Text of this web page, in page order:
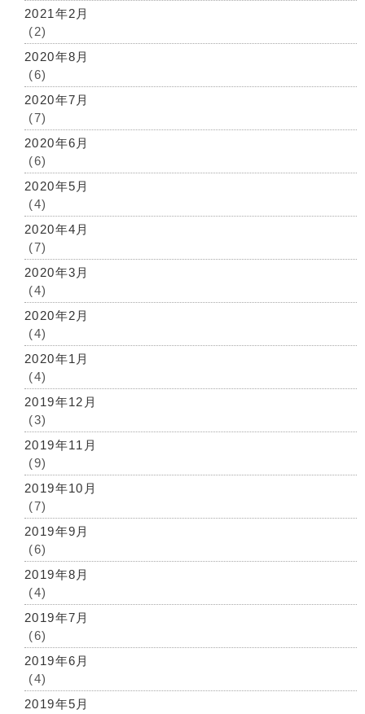
2021年2月
(2)
2020年8月
(6)
2020年7月
(7)
2020年6月
(6)
2020年5月
(4)
2020年4月
(7)
2020年3月
(4)
2020年2月
(4)
2020年1月
(4)
2019年12月
(3)
2019年11月
(9)
2019年10月
(7)
2019年9月
(6)
2019年8月
(4)
2019年7月
(6)
2019年6月
(4)
2019年5月